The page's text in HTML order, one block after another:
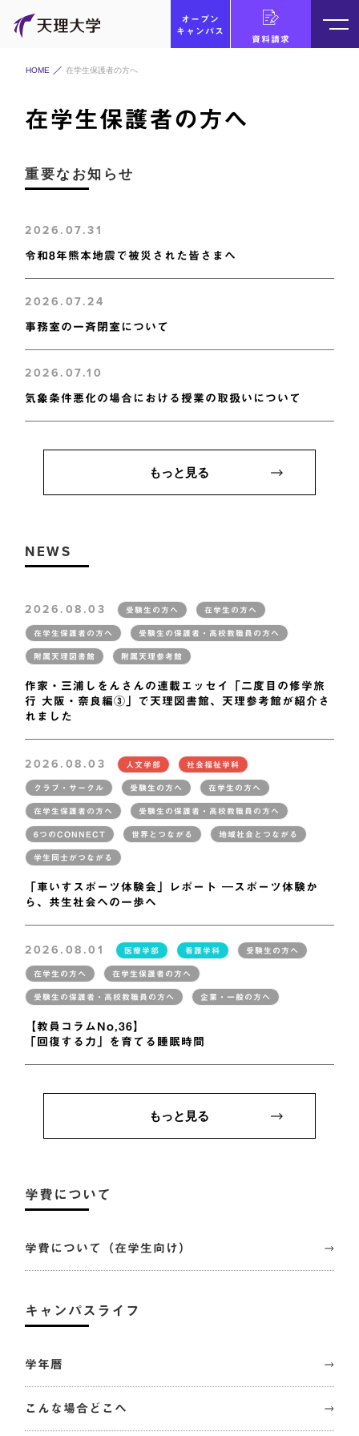
オープン
キャンパス
資料請求
HOME 在学生保護者の方へ
在学生保護者の方へ
重要なお知らせ
2026.07.31
令和8年熊本地震で被災された皆さまへ
2026.07.24
事務室の一斉閉室について
2026.07.10
気象条件悪化の場合における授業の取扱いについて
もっと見る
NEWS
2026.08.03 受験生の方へ 在学生の方へ
在学生保護者の方へ 受験生の保護者・高校教職員の方へ
附属天理図書館 附属天理参考館
作家・三浦しをんさんの連載エッセイ「二度目の修学旅
行 大阪・奈良編③」で天理図書館、天理参考館が紹介さ
れました
2026.08.03 人文学部 社会福祉学科
クラブ・サークル 受験生の方へ 在学生の方へ
在学生保護者の方へ 受験生の保護者・高校教職員の方へ
6つのCONNECT 世界とつながる 地域社会とつながる
学生同士がつながる
「車いすスポーツ体験会」レポート ―スポーツ体験か
ら、共生社会への一歩へ
2026.08.01 医療学部 看護学科 受験生の方へ
在学生の方へ 在学生保護者の方へ
受験生の保護者・高校教職員の方へ 企業・一般の方へ
【教員コラムNo,36】
「回復する力」を育てる睡眠時間
もっと見る
学費について
学費について（在学生向け）
キャンパスライフ
学年暦
こんな場合どこへ